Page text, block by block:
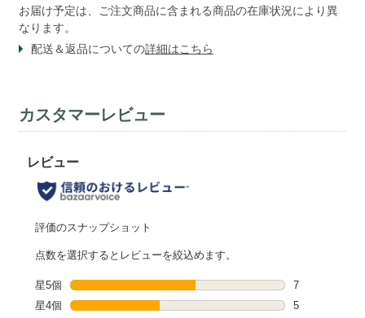
お届け予定は、ご注文商品に含まれる商品の在庫状況により異
なります。
配送＆返品についての詳細はこちら
カスタマーレビュー